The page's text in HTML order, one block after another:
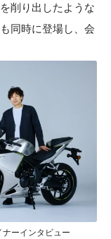
削り出したような
同時に登場し、会
ーインタビュー